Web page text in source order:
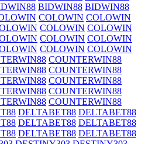
BIDWIN88 BIDWIN88
COLOWIN COLOWIN
COLOWIN COLOWIN
COLOWIN COLOWIN
COLOWIN COLOWIN
COUNTERWIN88
COUNTERWIN88
COUNTERWIN88
COUNTERWIN88
COUNTERWIN88
DELTABET88 DELTABET88
DELTABET88 DELTABET88
DELTABET88 DELTABET88